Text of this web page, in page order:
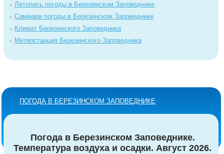
Летопись погоды в Березинском Заповеднике
Саммари погоды в Березинском Заповеднике
Климат Березинского Заповедника
Метеостанция Березинского Заповедника
ПОГОДА В БЕРЕЗИНСКОМ ЗАПОВЕДНИКЕ
Погода в Березинском Заповеднике.
Температура воздуха и осадки. Август 2026.